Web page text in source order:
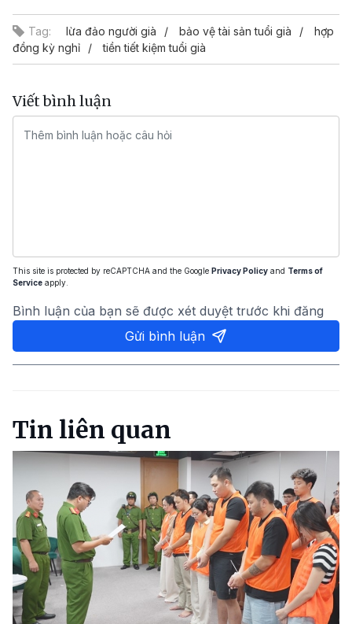
Tag: lừa đảo người già bảo vệ tài sản tuổi già
hợp
đồng kỳ nghỉ
tiền tiết kiệm tuổi già
Viết bình luận
This site is protected by reCAPTCHA and the Google Privacy Policy and Terms of
Service apply.
Bình luận của bạn sẽ được xét duyệt trước khi đăng
Gửi bình luận
Tin liên quan